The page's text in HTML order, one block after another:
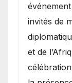
invités de
et de